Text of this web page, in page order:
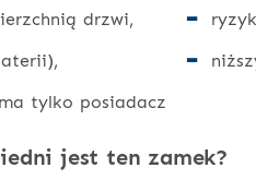
drzwi,
tylko posiadacz
jest ten zamek?